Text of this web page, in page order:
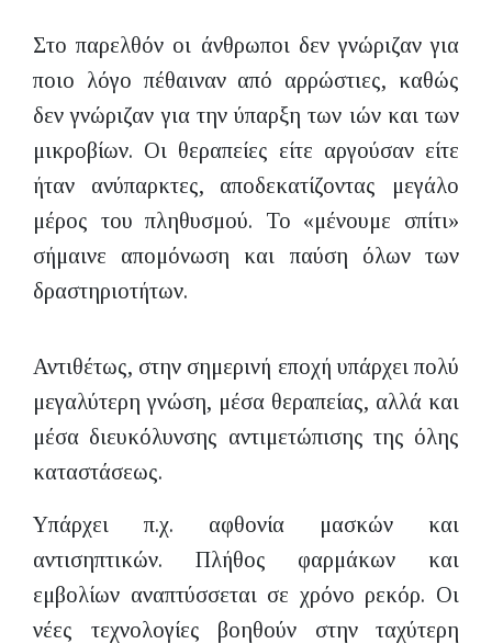
Στο παρελθόν οι άνθρωποι δεν γνώριζαν για
ποιο λόγο πέθαιναν από αρρώστιες, καθώς
δεν γνώριζαν για την ύπαρξη των ιών και των
μικροβίων. Οι θεραπείες είτε αργούσαν είτε
ήταν ανύπαρκτες, αποδεκατίζοντας μεγάλο
μέρος του πληθυσμού. Το «μένουμε σπίτι»
σήμαινε απομόνωση και παύση όλων των
δραστηριοτήτων.
Αντιθέτως, στην σημερινή εποχή υπάρχει πολύ
μεγαλύτερη γνώση, μέσα θεραπείας, αλλά και
μέσα διευκόλυνσης αντιμετώπισης της όλης
καταστάσεως.
Υπάρχει π.χ. αφθονία μασκών και
αντισηπτικών. Πλήθος φαρμάκων και
εμβολίων αναπτύσσεται σε χρόνο ρεκόρ. Οι
νέες τεχνολογίες βοηθούν στην ταχύτερη